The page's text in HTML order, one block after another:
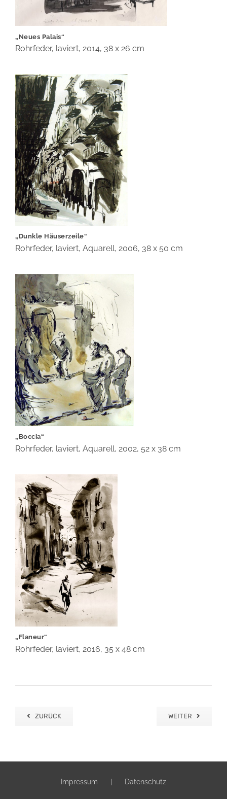
„Neues Palais“
Rohrfeder, laviert, 2014, 38 x 26 cm
„Dunkle Häuserzeile“
Rohrfeder, laviert, Aquarell, 2006, 38 x 50 cm
„Boccia“
Rohrfeder, laviert, Aquarell, 2002, 52 x 38 cm
„Flaneur“
Rohrfeder, laviert, 2016, 35 x 48 cm
ZURÜCK WEITER
Impressum Datenschutz